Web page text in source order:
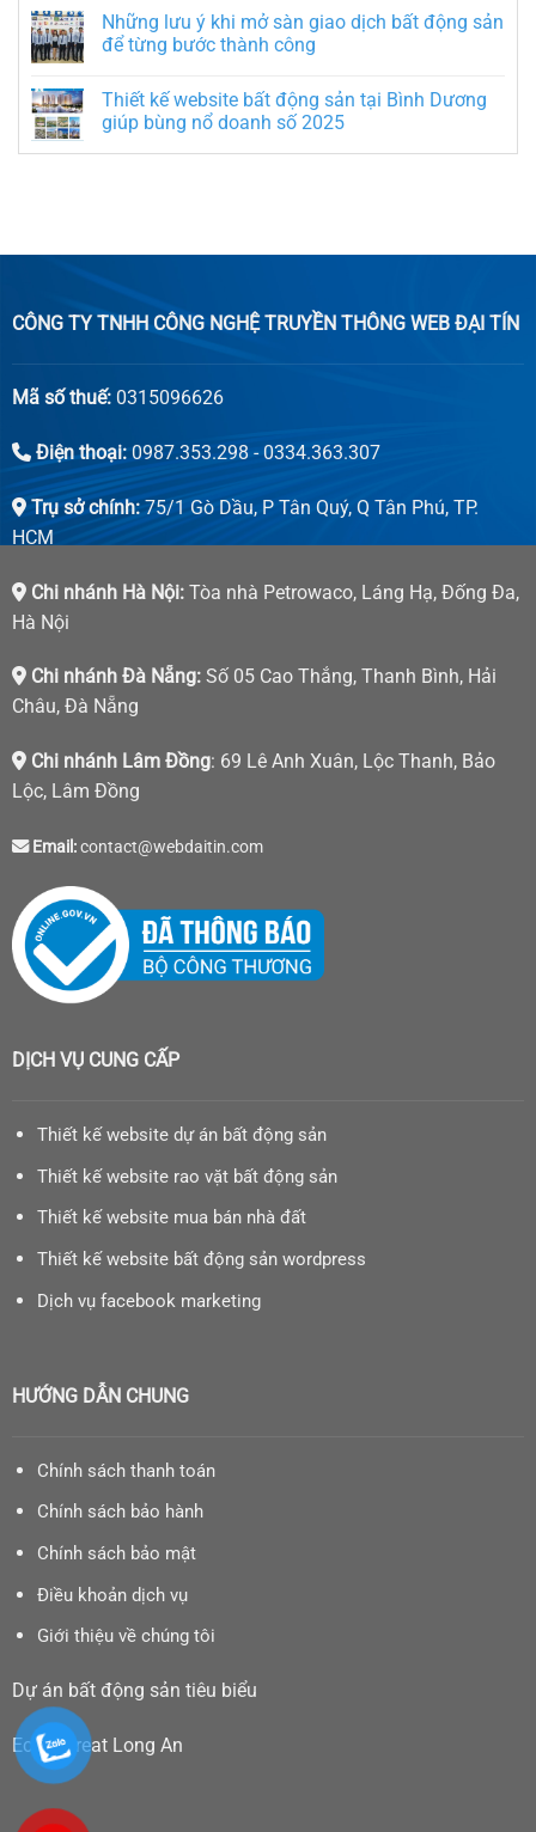
Những lưu ý khi mở sàn giao dịch bất động sản
để từng bước thành công
Thiết kế website bất động sản tại Bình Dương
giúp bùng nổ doanh số 2025
CÔNG TY TNHH CÔNG NGHỆ TRUYỀN THÔNG WEB ĐẠI TÍN
Mã số thuế:0315096626
Điện thoại:0987.353.298 - 0334.363.307
Trụ sở chính:75/1 Gò Dầu, P Tân Quý, Q Tân Phú, TP.
HCM
Chi nhánh Hà Nội:Tòa nhà Petrowaco, Láng Hạ, Đống Đa,
Hà Nội
Chi nhánh Đà Nẵng:Số 05 Cao Thắng, Thanh Bình, Hải
Châu, Đà Nẵng
Chi nhánh Lâm Đồng: 69 Lê Anh Xuân, Lộc Thanh, Bảo
Lộc, Lâm Đồng
Email:contact@webdaitin.com
DỊCH VỤ CUNG CẤP
Thiết kế website dự án bất động sản
Thiết kế website rao vặt bất động sản
Thiết kế website mua bán nhà đất
Thiết kế website bất động sản wordpress
Dịch vụ facebook marketing
HƯỚNG DẪN CHUNG
Chính sách thanh toán
Chính sách bảo hành
Chính sách bảo mật
Điều khoản dịch vụ
Giới thiệu về chúng tôi
Dự án bất động sản tiêu biểu
Eco Retreat Long An